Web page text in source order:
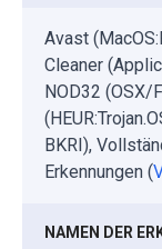
Avast
Cleaner
NOD32 (OSX/
BKRI),
Erkennungen (
NAMEN DER